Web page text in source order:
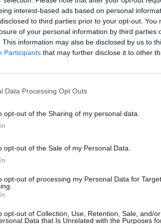
interest-based ads based on personal
to third parties prior to your opt-out. You
of your personal information by third parties
This information may also be disclosed by us to
Participants that may further disclose it to other
Data Processing Opt Outs
opt-out of the Sharing of my personal data.
opt-out of the Sale of my Personal Data.
opt-out of processing my Personal Data for
opt-out of Collection, Use, Retention, Sale, and/
Data that Is Unrelated with the Purposes
El y Faro
Gasto 5l/100km
0l.- 0,00€ 0l.- 0,00€ 0 l.-
0
0l.- 0,00€ 0l.- 0,00€ 0l.-